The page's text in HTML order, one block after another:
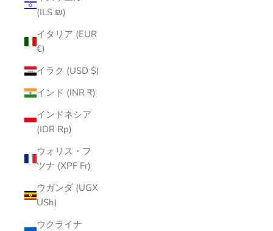
(ILS ₪)
イタリア (EUR
€)
イラク (USD $)
インド (INR ₹)
インドネシア
(IDR Rp)
ウォリス・フ
ツナ (XPF Fr)
ウガンダ (UGX
USh)
ウクライナ